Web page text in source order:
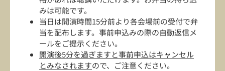
みは可能です。
当日は開演時間15分前より各会場前の受付で弁
当を配布します。事前申込みの際の自動返信メ
ールをご提示ください。
開演後5分を過ぎますと事前申込はキャンセル
とみなされますので、ご注意ください。